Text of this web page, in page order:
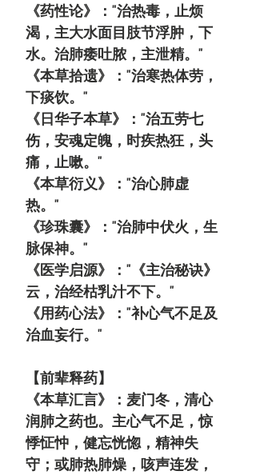
《药性论》："治热毒，止烦
渴，主大水面目肢节浮肿，下
水。治肺痿吐脓，主泄精。"
《本草拾遗》："治寒热体劳，
下痰饮。"
《日华子本草》："治五劳七
伤，安魂定魄，时疾热狂，头
痛，止嗽。"
《本草衍义》："治心肺虚
热。"
《珍珠囊》："治肺中伏火，生
脉保神。"
《医学启源》："《主治秘诀》
云，治经枯乳汁不下。"
《用药心法》："补心气不足及
治血妄行。"
【前辈释药】
《本草汇言》：麦门冬，清心
润肺之药也。主心气不足，惊
悸怔忡，健忘恍惚，精神失
守；或肺热肺燥，咳声连发，